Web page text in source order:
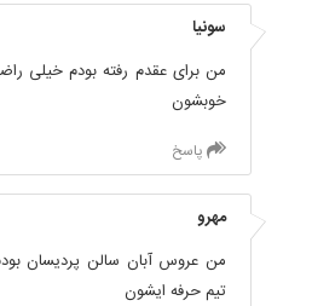
سونیا
من برای عقدم رفته بودم خیلی
خوبشون
پاسخ
مهرو
من عروس آبان سالن پردیسان
تیم حرفه ایشون